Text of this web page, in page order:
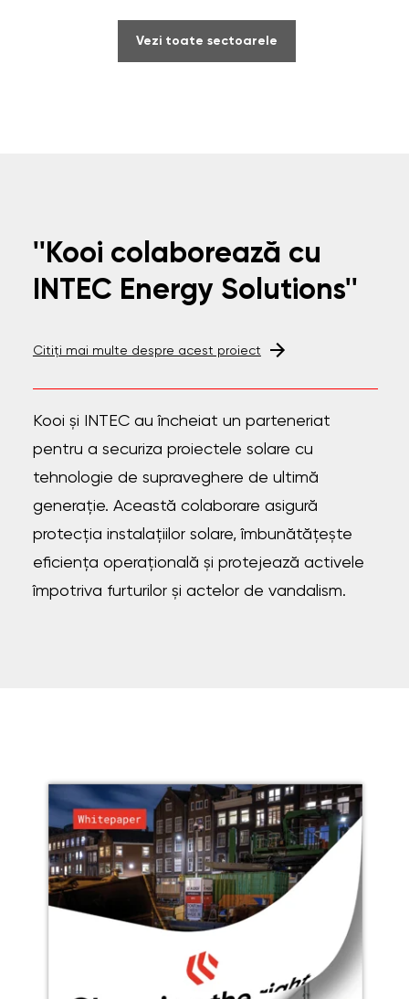
Vezi toate sectoarele
''Kooi colaborează cu
INTEC Energy Solutions''
Citiți mai multe despre acest proiect
Kooi și INTEC au încheiat un parteneriat
pentru a securiza proiectele solare cu
tehnologie de supraveghere de ultimă
generație. Această colaborare asigură
protecția instalațiilor solare, îmbunătățește
eficiența operațională și protejează activele
împotriva furturilor și actelor de vandalism.